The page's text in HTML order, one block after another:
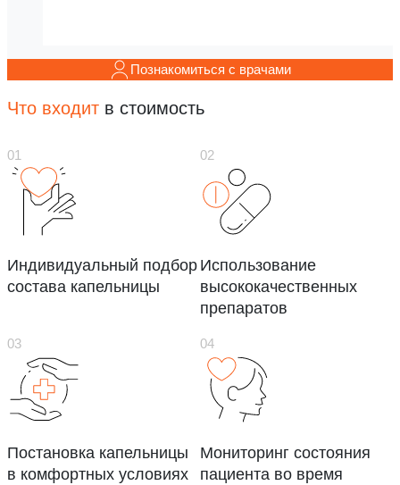
Познакомиться с врачами
Что входит в стоимость
Индивидуальный подбор
состава капельницы
Использование
высококачественных
препаратов
Постановка капельницы
в комфортных условиях
Мониторинг состояния
пациента во время